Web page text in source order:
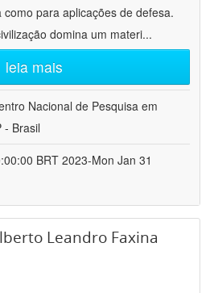
para aplicações de defesa.
domina um materi...
leia mais
Nacional de Pesquisa em
- Brasil
BRT 2023-Mon Jan 31
Leandro Faxina